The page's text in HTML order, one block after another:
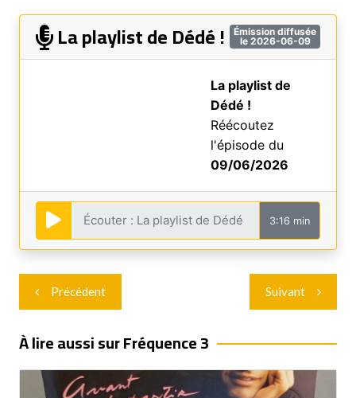
Émission diffusée
le 2026-06-09
La playlist de Dédé !
La playlist de
Dédé !
Réécoutez
l'épisode du
09/06/2026
3:16 min
Navigation
de
l’article
Précédent Suivant
À lire aussi sur Fréquence 3